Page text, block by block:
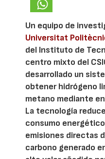
Un equipo de
Universitat
del Instituto de
centro mixto del
desarrollado un
obtener hidrógeno
metano mediante
La tecnología
consumo
emisiones directas
carbono generado